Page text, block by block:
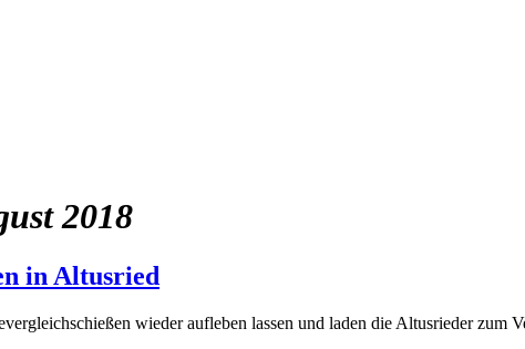
2018
in Altusried
wieder aufleben lassen und laden die Altusrieder zum